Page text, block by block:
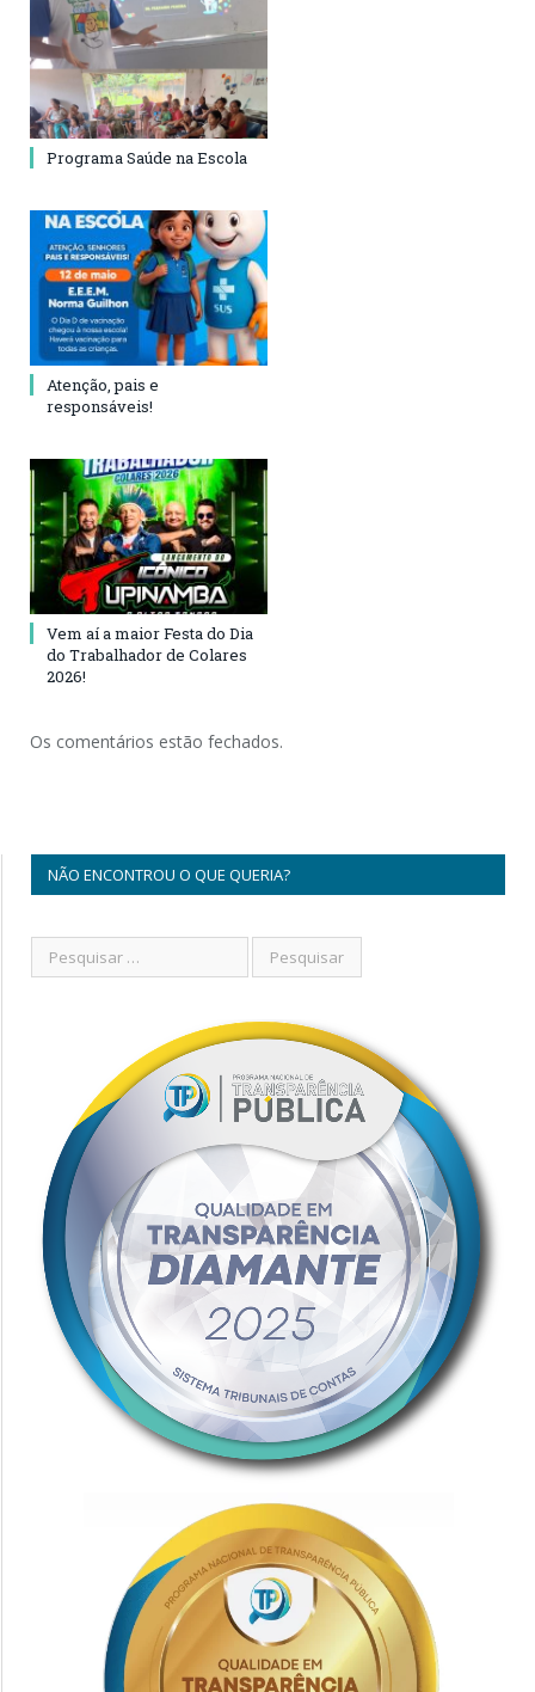
Programa Saúde na Escola
Atenção, pais e
responsáveis!
Vem aí a maior Festa do Dia
do Trabalhador de Colares
2026!
Os comentários estão fechados.
NÃO ENCONTROU O QUE QUERIA?